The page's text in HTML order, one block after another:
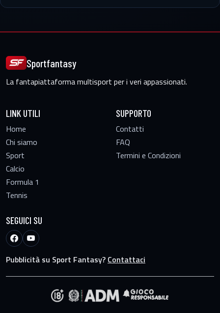
Sportfantasy
La fantapiattaforma multisport per i veri appassionati.
LINK UTILI
Home
Chi siamo
Sport
Calcio
Formula 1
Tennis
SUPPORTO
Contatti
FAQ
Termini e Condizioni
SEGUICI SU
Pubblicità su Sport Fantasy? Contattaci